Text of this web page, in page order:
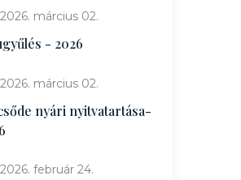
2026. március 02.
- 2026
2026. március 02.
nyári nyitvatartása-
2026. február 24.